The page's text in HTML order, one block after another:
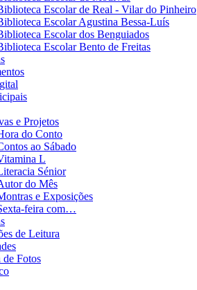
Escolar de Real - Vilar do Pinheiro
Escolar Agustina Bessa-Luís
Escolar dos Benguiados
Escolar Bento de Freitas
e Projetos
do Conto
ao Sábado
L
Sénior
do Mês
e Exposições
feira com…
de Leitura
de Fotos